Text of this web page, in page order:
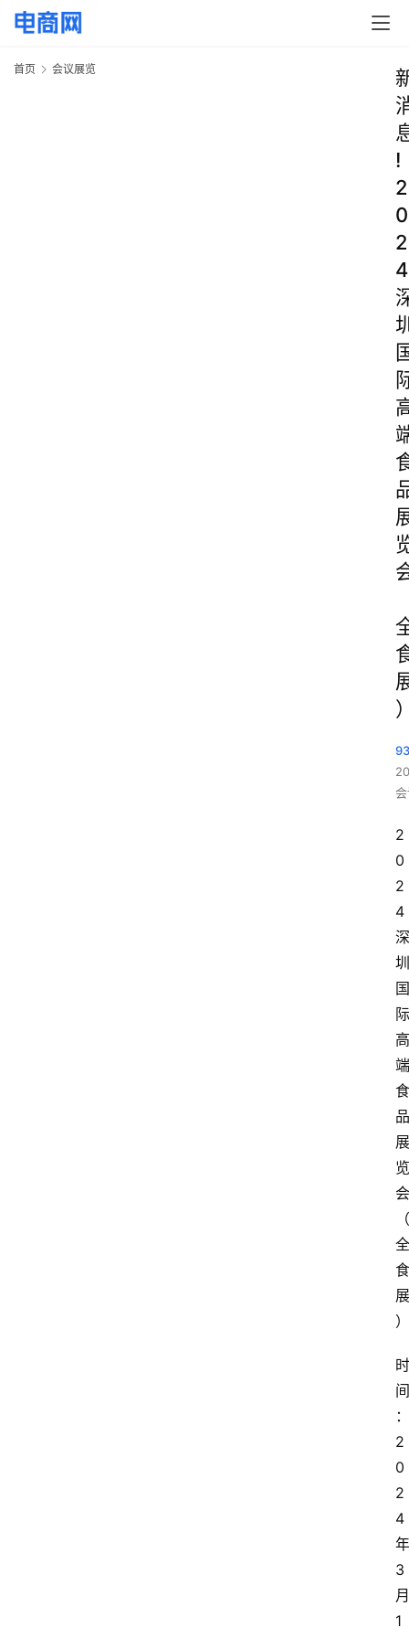
首页 会议展览
!
2
0
2
4
2
0
2
4
深
圳
国
际
高
端
食
品
展
览
会
（
全
食
展
）
时
间
：
2
0
2
4
年
3
月
1